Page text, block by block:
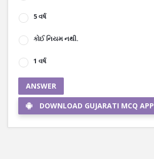
5 વર્ષ
કોઈ નિયમ નથી.
1 વર્ષ
ANSWER
DOWNLOAD GUJARATI MCQ APP